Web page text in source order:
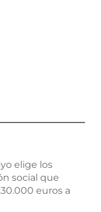
elige los
social que
euros a